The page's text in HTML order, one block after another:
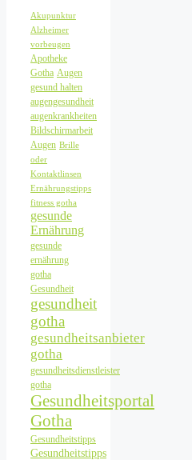
Akupunktur
Alzheimer
vorbeugen
Apotheke
Gotha Augen
gesund halten
augengesundheit
augenkrankheiten
Bildschirmarbeit
Augen Brille
oder
Kontaktlinsen
Ernährungstipps
fitness gotha
gesunde
Ernährung
gesunde
ernährung
gotha
Gesundheit
gesundheit
gotha
gesundheitsanbieter
gotha
gesundheitsdienstleister
gotha
Gesundheitsportal
Gotha
Gesundheitstipps
Gesundheitstipps